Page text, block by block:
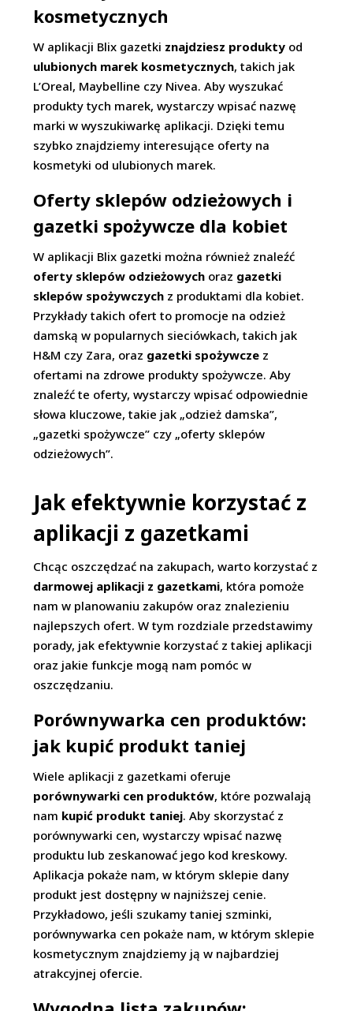
kosmetycznych
W aplikacji Blix gazetki znajdziesz produkty od
ulubionych marek kosmetycznych, takich jak
L’Oreal, Maybelline czy Nivea. Aby wyszukać
produkty tych marek, wystarczy wpisać nazwę
marki w wyszukiwarkę aplikacji. Dzięki temu
szybko znajdziemy interesujące oferty na
kosmetyki od ulubionych marek.
Oferty sklepów odzieżowych i
gazetki spożywcze dla kobiet
W aplikacji Blix gazetki można również znaleźć
oferty sklepów odzieżowych oraz gazetki
sklepów spożywczych z produktami dla kobiet.
Przykłady takich ofert to promocje na odzież
damską w popularnych sieciówkach, takich jak
H&M czy Zara, oraz gazetki spożywcze z
ofertami na zdrowe produkty spożywcze. Aby
znaleźć te oferty, wystarczy wpisać odpowiednie
słowa kluczowe, takie jak „odzież damska”,
„gazetki spożywcze” czy „oferty sklepów
odzieżowych”.
Jak efektywnie korzystać z
aplikacji z gazetkami
Chcąc oszczędzać na zakupach, warto korzystać z
darmowej aplikacji z gazetkami, która pomoże
nam w planowaniu zakupów oraz znalezieniu
najlepszych ofert. W tym rozdziale przedstawimy
porady, jak efektywnie korzystać z takiej aplikacji
oraz jakie funkcje mogą nam pomóc w
oszczędzaniu.
Porównywarka cen produktów:
jak kupić produkt taniej
Wiele aplikacji z gazetkami oferuje
porównywarki cen produktów, które pozwalają
nam kupić produkt taniej. Aby skorzystać z
porównywarki cen, wystarczy wpisać nazwę
produktu lub zeskanować jego kod kreskowy.
Aplikacja pokaże nam, w którym sklepie dany
produkt jest dostępny w najniższej cenie.
Przykładowo, jeśli szukamy taniej szminki,
porównywarka cen pokaże nam, w którym sklepie
kosmetycznym znajdziemy ją w najbardziej
atrakcyjnej ofercie.